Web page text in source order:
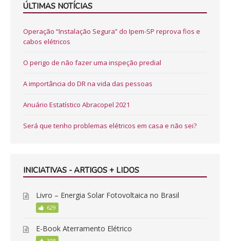
ÚLTIMAS NOTÍCIAS
Operação “Instalação Segura” do Ipem-SP reprova fios e
cabos elétricos
O perigo de não fazer uma inspeção predial
A importância do DR na vida das pessoas
Anuário Estatístico Abracopel 2021
Será que tenho problemas elétricos em casa e não sei?
INICIATIVAS - ARTIGOS + LIDOS
Livro – Energia Solar Fotovoltaica no Brasil
629
E-Book Aterramento Elétrico